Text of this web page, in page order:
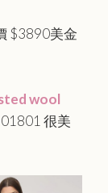
$3890美金
wool
很美